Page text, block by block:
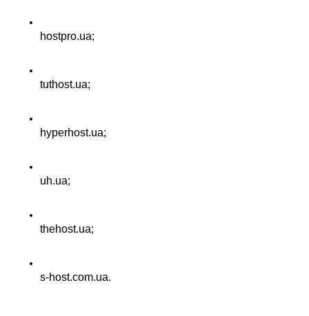
hostpro.ua;
tuthost.ua;
hyperhost.ua;
uh.ua;
thehost.ua;
s-host.com.ua.